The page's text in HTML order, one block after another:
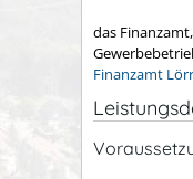
das
Finanzamt